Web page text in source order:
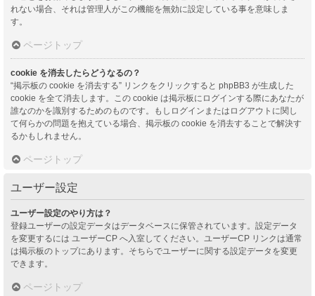
れない場合、それは管理人がこの機能を無効に設定している事を意味しま
す。
ページトップ
cookie を消去したらどうなるの？
“掲示板の cookie を消去する” リンクをクリックすると phpBB3 が生成した
cookie を全て消去します。この cookie は掲示板にログインする際にあなたが
誰なのかを識別するためのものです。もしログインまたはログアウトに関し
て何らかの問題を抱えている場合、掲示板の cookie を消去することで解決す
るかもしれません。
ページトップ
ユーザー設定
ユーザー設定のやり方は？
登録ユーザーの設定データはデータベースに保管されています。設定データ
を変更するには ユーザーCP へ入室してください。ユーザーCP リンクは通常
は掲示板のトップにあります。そちらでユーザーに関する設定データを変更
できます。
ページトップ